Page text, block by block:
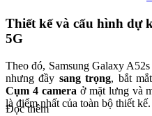
Thiết kế và cấu hình dự
5G
Theo đó, Samsung Galaxy
nhưng đầy sang trọng, bắt
Cụm 4 camera ở mặt lưng và
là điểm nhất của toàn bộ thiết kế.
Đọc thêm